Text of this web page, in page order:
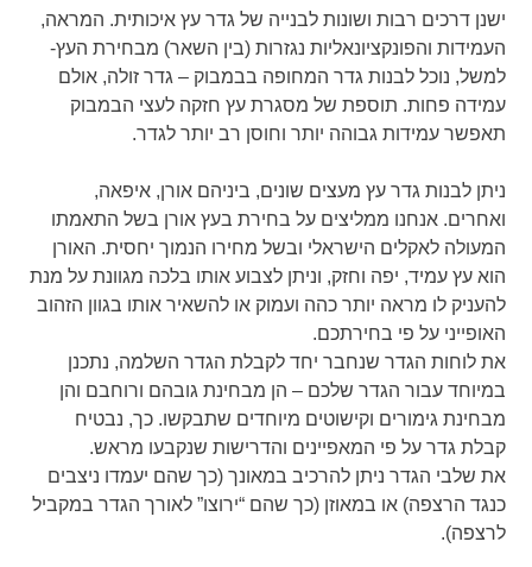
ישנן דרכים רבות ושונות לבנייה של גדר עץ איכותית. המראה,
העמידות והפונקציונאליות נגזרות (בין השאר) מבחירת העץ-
למשל, נוכל לבנות גדר המחופה בבמבוק – גדר זולה, אולם
עמידה פחות. תוספת של מסגרת עץ חזקה לעצי הבמבוק
תאפשר עמידות גבוהה יותר וחוסן רב יותר לגדר.
ניתן לבנות גדר עץ מעצים שונים, ביניהם אורן, איפאה,
ואחרים. אנחנו ממליצים על בחירת בעץ אורן בשל התאמתו
המעולה לאקלים הישראלי ובשל מחירו הנמוך יחסית. האורן
הוא עץ עמיד, יפה וחזק, וניתן לצבוע אותו בלכה מגוונת על מנת
להעניק לו מראה יותר כהה ועמוק או להשאיר אותו בגוון הזהוב
האופייני על פי בחירתכם.
את לוחות הגדר שנחבר יחד לקבלת הגדר השלמה, נתכנן
במיוחד עבור הגדר שלכם – הן מבחינת גובהם ורוחבם והן
מבחינת גימורים וקישוטים מיוחדים שתבקשו. כך, נבטיח
קבלת גדר על פי המאפיינים והדרישות שנקבעו מראש.
את שלבי הגדר ניתן להרכיב במאונך (כך שהם יעמדו ניצבים
כנגד הרצפה) או במאוזן (כך שהם “ירוצו” לאורך הגדר במקביל
לרצפה).